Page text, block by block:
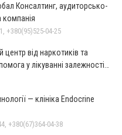
Консалтинг, аудиторсько-
компанія
+380(95)525-04-25
центр від наркотиків та
у лікуванні залежності
— клініка Endocrine
+380(67)364-04-38